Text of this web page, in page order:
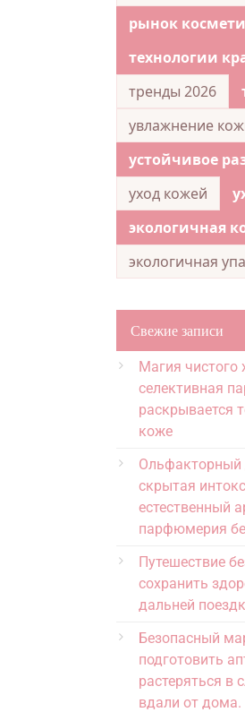
рынок
технологии
тренды 2026
увлажнение
устойчивое
уход кожей
экологичная
экологичная
Свежие записи
Магия чистого
селективная
раскрывается
коже
Ольфакторный
скрытая
естественный
парфюмерия
Путешествие
сохранить
дальней
Безопасный
подготовить
растеряться в
вдали от дома.